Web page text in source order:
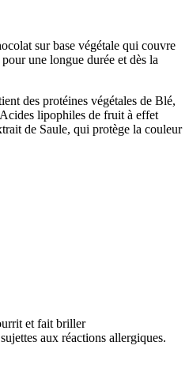
sur base végétale qui couvre
une longue durée et dès la
des protéines végétales de Blé,
lipophiles de fruit à effet
de Saule, qui protège la couleur
et fait briller
aux réactions allergiques.